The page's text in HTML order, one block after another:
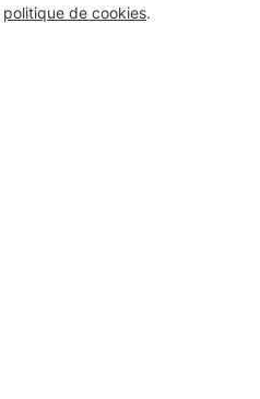
politique de cookies.